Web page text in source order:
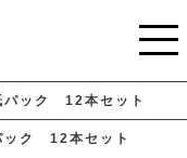
ック 12本セット
ク 12本セット